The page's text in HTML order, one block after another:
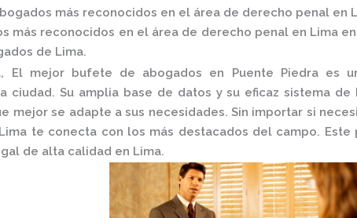
más reconocidos en el área de derecho penal en
más reconocidos en el área de derecho penal en Lima
de Lima.
El mejor bufete de abogados en Puente Piedraes
Su amplia base de datos y su eficaz sistema
mejor se adapte a sus necesidades. Sin importar si
te conecta con los más destacados del campo.
de alta calidad en Lima.